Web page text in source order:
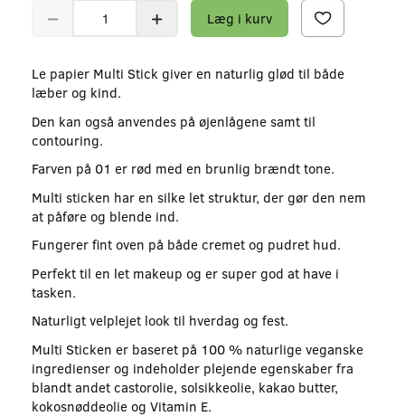
Læg i kurv
Le papier Multi Stick giver en naturlig glød til både
læber og kind.
Den kan også anvendes på øjenlågene samt til
contouring.
Farven på 01 er rød med en brunlig brændt tone.
Multi sticken har en silke let struktur, der gør den nem
at påføre og blende ind.
Fungerer fint oven på både cremet og pudret hud.
Perfekt til en let makeup og er super god at have i
tasken.
Naturligt velplejet look til hverdag og fest.
Multi Sticken er baseret på 100 % naturlige veganske
ingredienser og indeholder plejende egenskaber fra
blandt andet castorolie, solsikkeolie, kakao butter,
kokosnøddeolie og Vitamin E.